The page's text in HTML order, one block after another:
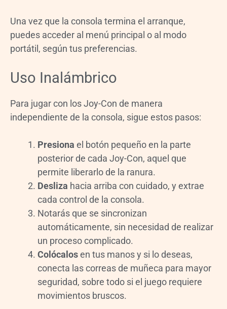
Una vez que la consola termina el arranque,
puedes acceder al menú principal o al modo
portátil, según tus preferencias.
Uso Inalámbrico
Para jugar con los Joy-Con de manera
independiente de la consola, sigue estos pasos:
Presiona el botón pequeño en la parte
posterior de cada Joy-Con, aquel que
permite liberarlo de la ranura.
Desliza hacia arriba con cuidado, y extrae
cada control de la consola.
Notarás que se sincronizan
automáticamente, sin necesidad de realizar
un proceso complicado.
Colócalosen tus manos y si lo deseas,
conecta las correas de muñeca para mayor
seguridad, sobre todo si el juego requiere
movimientos bruscos.